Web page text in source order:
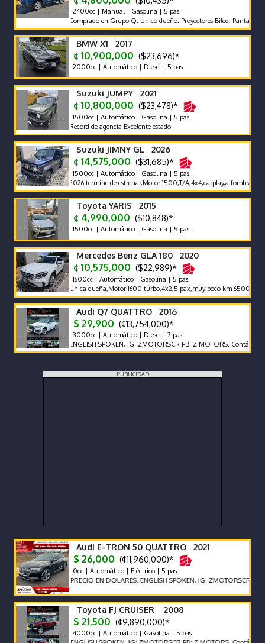
2400cc | Manual | Gasolina | 5 pas.
Comprado en Grupo Q. Único dueño. Proyectores Biled. Pantalla Pioneer
BMW X1 2017
¢ 10,900,000 ($23,696)*
2000cc | Automático | Diesel | 5 pas.
Suzuki JUMPY 2021
¢ 10,800,000 ($23,478)*
1500cc | Automático | Gasolina | 5 pas.
Record de agencia Excelente estado
Suzuki JIMNY GL 2026
¢ 14,575,000 ($31,685)*
1500cc | Automático | Gasolina | 5 pas.
2026 termine de estrenar,Motor 1500,T/A,4x4,carplay,alfombras
Toyota YARIS 2015
¢ 4,990,000 ($10,848)*
1500cc | Automático | Gasolina | 5 pas.
Mercedes Benz GLA 180 2020
¢ 10,575,000 ($22,989)*
1600cc | Automático | Gasolina | 5 pas.
Única dueña,Motor 1600 turbo,4x2,5 pax,muy poco km 65000
Audi Q7 QUATTRO 2016
$ 29,900 (¢13,754,000)*
3000cc | Automático | Diesel | 7 pas.
ENGLISH SPOKEN, IG: ZMOTORSCR FB: Z MOTORS. Contáctenos x
PUBLICIDAD
Audi E-TRON 50 QUATTRO 2021
$ 26,000 (¢11,960,000)*
0cc | Automático | Eléctrico | 5 pas.
PRECIO EN DOLARES. ENGLISH SPOKEN, IG: ZMOTORSCR FB: Z
Toyota FJ CRUISER 2008
$ 21,500 (¢9,890,000)*
4000cc | Automático | Gasolina | 5 pas.